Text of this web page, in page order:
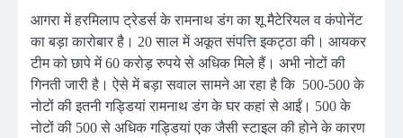
आगरा में हरमिलाप ट्रेडर्स के रामनाथ डंग का शू मैटेरियल व कंपोनेंट
का बड़ा कारोबार है। 20 साल में अकूत संपत्ति इकट्ठा की। आयकर
टीम को छापे में 60 करोड़ रुपये से अधिक मिले हैं। अभी नोटों की
गिनती जारी है। ऐसे में बड़ा सवाल सामने आ रहा है कि 500-500 के
नोटों की इतनी गड्डियां रामनाथ डंग के घर कहां से आईं। 500 के
नोटों की 500 से अधिक गड्डियां एक जैसी स्टाइल की होने के कारण